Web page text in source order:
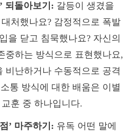
되돌아보기: 갈등이 생겼을
처했나요? 감정적으로 폭발
을 닫고 침묵했나요? 자신의
중하는 방식으로 표현했나요,
비난하거나 수동적으로 공격
통 방식에 대한 배움은 이별
훈 중 하나입니다.
’ 마주하기: 유독 어떤 말에